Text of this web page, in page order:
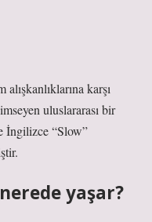
karşı
uluslararası bir
İngilizce “Slow”
yaşar?